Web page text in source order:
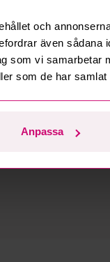
och
även sådana
som vi samarbetar
som de har
Anpassa